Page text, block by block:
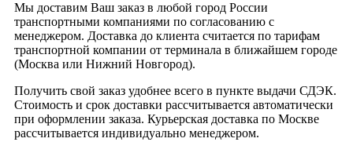
Мы доставим Ваш заказ в любой город России
транспортными компаниями по согласованию с
менеджером. Доставка до клиента считается по тарифам
транспортной компании от терминала в ближайшем городе
(Москва или Нижний Новгород).
Получить свой заказ удобнее всего в пункте выдачи СДЭК.
Стоимость и срок доставки рассчитывается автоматически
при оформлении заказа. Курьерская доставка по Москве
рассчитывается индивидуально менеджером.